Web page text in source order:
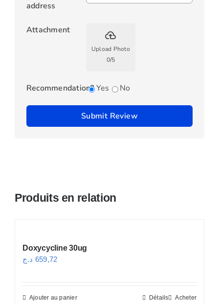
address
Attachment backup
Upload Photo
0/5
Recommendation? Yes No
Submit Review
Produits en relation
Doxycycline 30ug
659,72 د.ج
Ajouter au panier Acheter
Détails